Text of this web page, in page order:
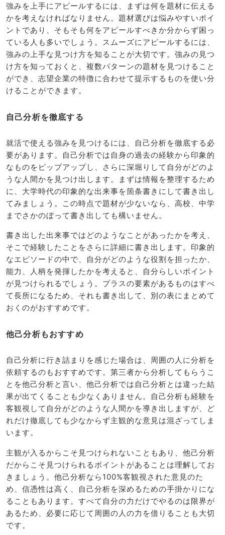
強みを上手にアピールするには、まずは何を題材に伝える
かを考えなければなりません。題材選びは悩みやすいポイ
ントであり、そもそも何をアピールすべきか分からず困っ
ている人も多いでしょう。スムーズにアピールするには、
強みの上手な見つけ方を知ることが大切です。強みの見つ
け方を知っておくと、複数パターンの題材を見つけること
ができ、志望企業の特徴に合わせて提示するものを使い分
けることができます。
自己分析を徹底する
就活で使える強みを見つけるには、自己分析を徹底する必
要があります。自己分析では自身の過去の経験から印象的
なものをピップアップし、さらに深堀りして自分がどのよ
うな人間かを見つけ出します。まずは情報を整理するため
に、大学時代の印象的な出来事を箇条書きにして書き出し
てみましょう。この時点で題材が少ないなら、高校、中学
までさかのぼって書き出しても構いません。
書き出した出来事ではどのようなことがあったかを考え、
そこで経験したことをさらに詳細に書き出します。印象的
なエピソードの中で、自分がどのような役割を担ったか、
能力、人柄を発揮したかを考えると、自分らしいポイント
が見つけられるでしょう。プラスの要素があるものはすべ
て長所になるため、それも書き出して、別の表にまとめて
おくのがおすすめです。
他己分析もおすすめ
自己分析に行き詰まりを感じた場合は、周囲の人に分析を
依頼するのもおすすめです。第三者から分析してもらうこ
とを他己分析と言い、他己分析では自己分析とは違った結
果が出てくることも少なくありません。自己分析も経験を
客観視して自分がどのような人間かを導き出しますが、ど
れだけ徹底しても少なからず主観的な意見は混ざってしま
います。
主観が入るからこそ見つけられないこともあり、他己分析
だからこそ見つけられるポイントがあることは理解してお
きましょう。他己分析なら100%客観視された意見のた
め、信憑性は高く、自己分析を深めるための手掛かりにな
ることもあります。すべて自分の力だけでやるのは限界が
あるため、必要に応じて周囲の人の力を借りることも大切
です。